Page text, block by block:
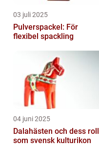
03 juli 2025
Pulverspackel: För
flexibel spackling
04 juni 2025
Dalahästen och dess roll
som svensk kulturikon